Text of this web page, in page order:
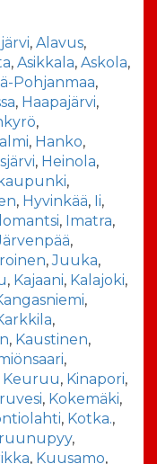
, Alavus,
, Asikkala, Askola,
Pohjanmaa,
, Haapajärvi,
,
, Hanko,
, Heinola,
,
, Hyvinkää, Ii,
, Imatra,
,
,Juuka,
, Kajaani, Kalajoki,
,
,
, Kaustinen,
,
Keuruu, Kinapori,
, Kokemäki,
, Kotka.,
,
, Kuusamo,